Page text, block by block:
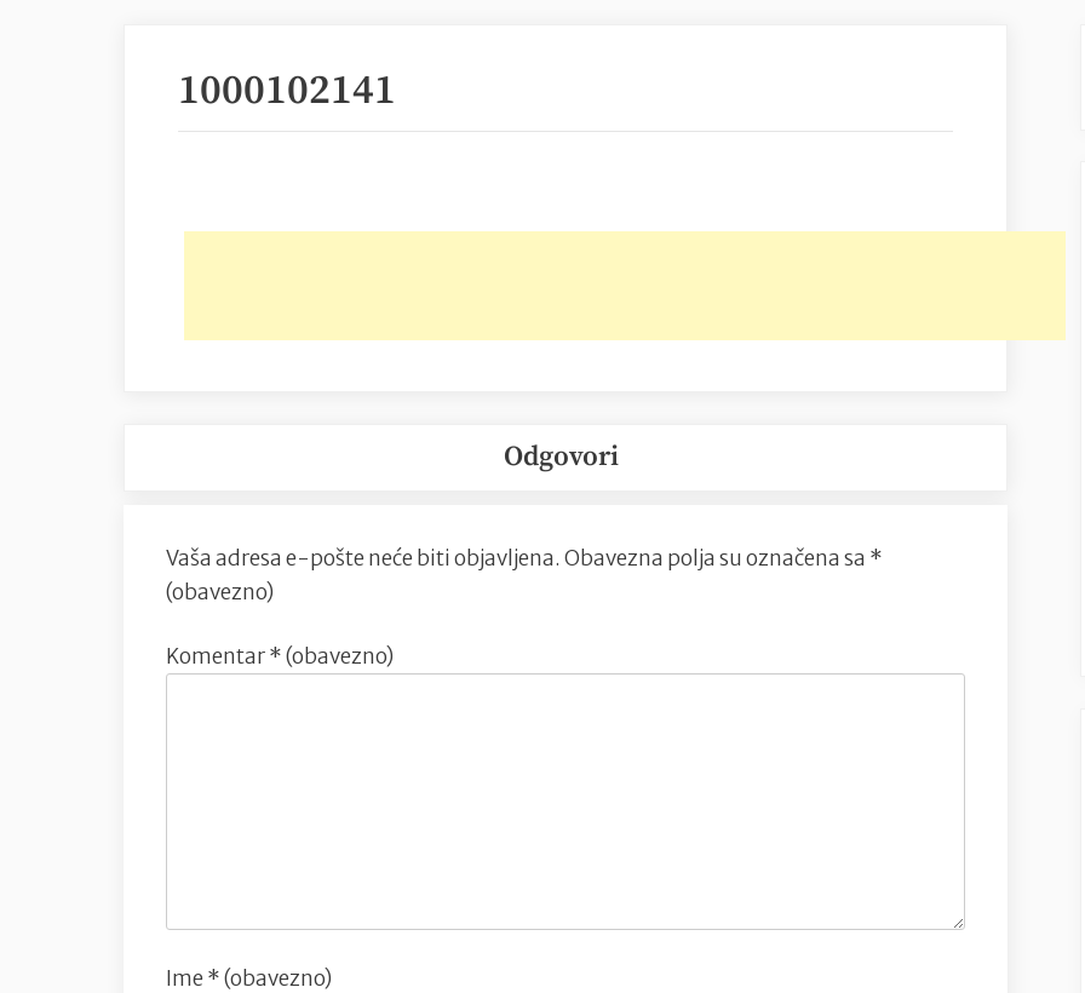
1000102141
Odgovori
Vaša adresa e-pošte neće biti objavljena. Obavezna polja su označena sa *
(obavezno)
Komentar* (obavezno)
Ime * (obavezno)